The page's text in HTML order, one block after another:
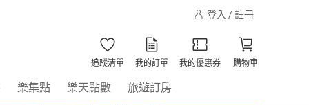
登入 / 註冊
追蹤清單 我的訂單 我的優惠券 購物車
樂集點 樂天點數 旅遊訂房